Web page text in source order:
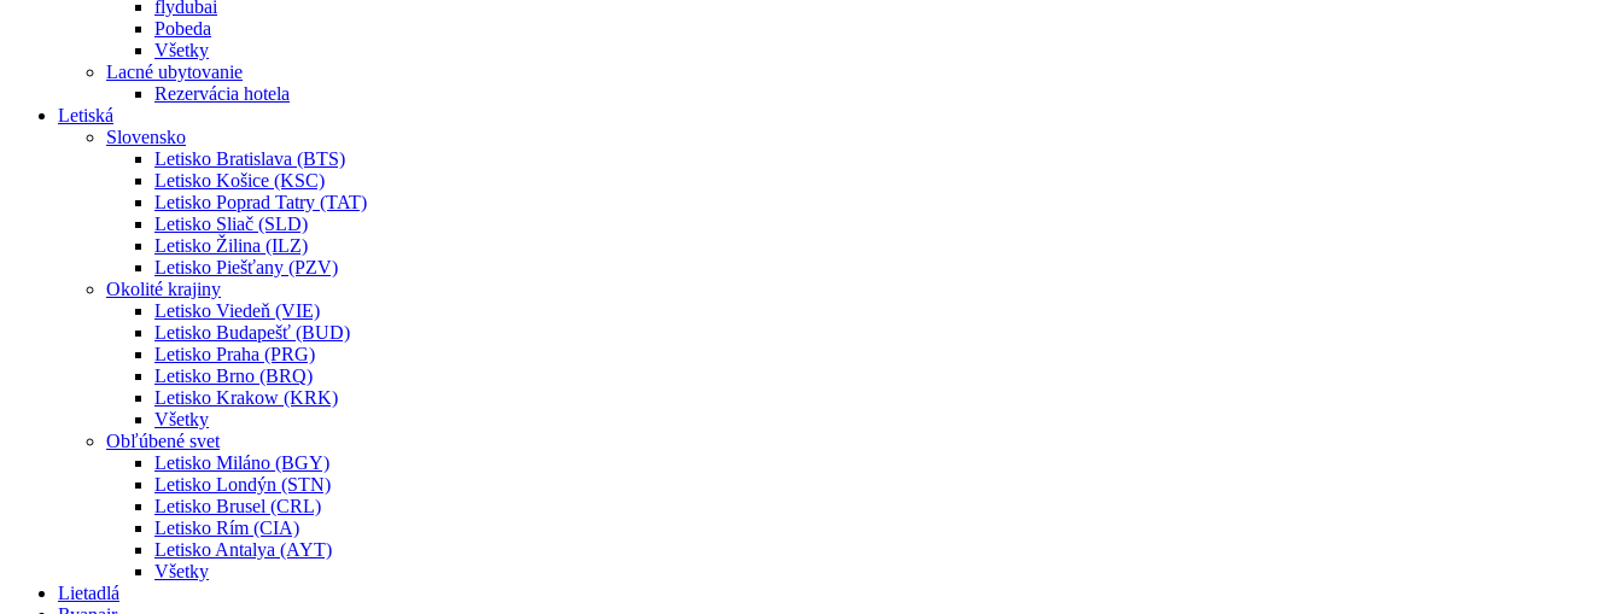
flydubai
Pobeda
Všetky
Lacné ubytovanie
Rezervácia hotela
Letiská
Slovensko
Letisko Bratislava (BTS)
Letisko Košice (KSC)
Letisko Poprad Tatry (TAT)
Letisko Sliač (SLD)
Letisko Žilina (ILZ)
Letisko Piešťany (PZV)
Okolité krajiny
Letisko Viedeň (VIE)
Letisko Budapešť (BUD)
Letisko Praha (PRG)
Letisko Brno (BRQ)
Letisko Krakow (KRK)
Všetky
Obľúbené svet
Letisko Miláno (BGY)
Letisko Londýn (STN)
Letisko Brusel (CRL)
Letisko Rím (CIA)
Letisko Antalya (AYT)
Všetky
Lietadlá